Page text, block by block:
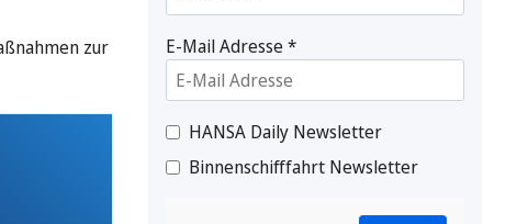
zur
E-Mail Adresse*
HANSA Daily Newsletter
Binnenschifffahrt Newsletter